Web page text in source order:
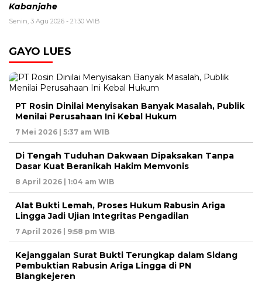
Kabanjahe
Senin, 3 Agu 2026 - 21:30 WIB
GAYO LUES
PT Rosin Dinilai Menyisakan Banyak Masalah, Publik
Menilai Perusahaan Ini Kebal Hukum
7 Mei 2026 | 5:37 am WIB
Di Tengah Tuduhan Dakwaan Dipaksakan Tanpa
Dasar Kuat Beranikah Hakim Memvonis
8 April 2026 | 1:04 am WIB
Alat Bukti Lemah, Proses Hukum Rabusin Ariga
Lingga Jadi Ujian Integritas Pengadilan
7 April 2026 | 9:58 pm WIB
Kejanggalan Surat Bukti Terungkap dalam Sidang
Pembuktian Rabusin Ariga Lingga di PN
Blangkejeren